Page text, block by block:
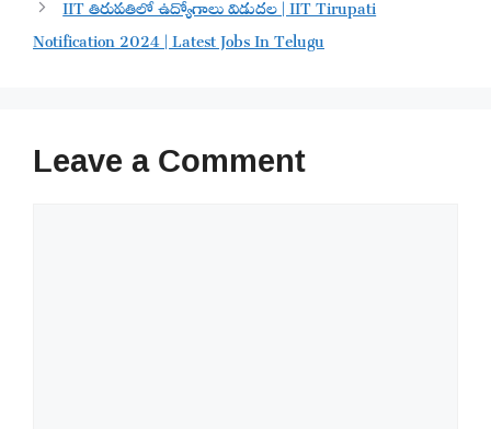
Notification 2024 | Latest Jobs In Telugu
Leave a Comment